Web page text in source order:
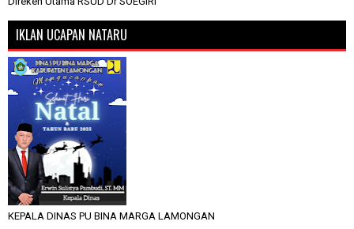
IKLAN UCAPAN NATARU
KEPALA DINAS PU BINA MARGA LAMONGAN